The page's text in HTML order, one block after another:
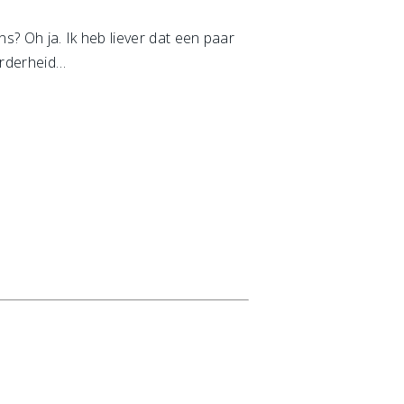
Oh ja. Ik heb liever dat een paar